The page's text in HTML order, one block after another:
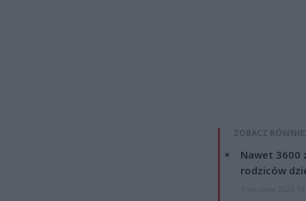
ZOBACZ
Nawet 3600
rodziców